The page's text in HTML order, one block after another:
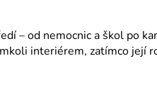
– od nemocnic a škol po
interiérem, zatímco její